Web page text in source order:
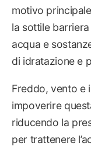
motivo
la sottile
acqua e
di idratazione e
Freddo, vento e
impoverire
riducendo la
per trattenere